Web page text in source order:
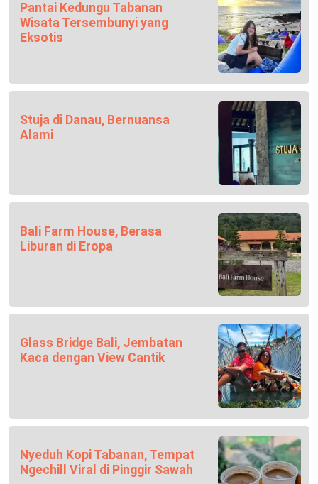
Pantai Kedungu Tabanan
Wisata Tersembunyi yang
Eksotis
Stuja di Danau, Bernuansa
Alami
Bali Farm House, Berasa
Liburan di Eropa
Glass Bridge Bali, Jembatan
Kaca dengan View Cantik
Nyeduh Kopi Tabanan, Tempat
Ngechill Viral di Pinggir Sawah